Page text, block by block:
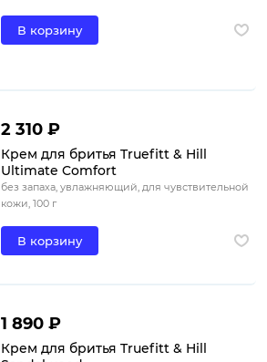
В корзину
2 310 ₽
Крем для бритья Truefitt & Hill
Ultimate Comfort
без запаха, увлажняющий, для чувствительной
кожи, 100 г
В корзину
1 890 ₽
Крем для бритья Truefitt & Hill